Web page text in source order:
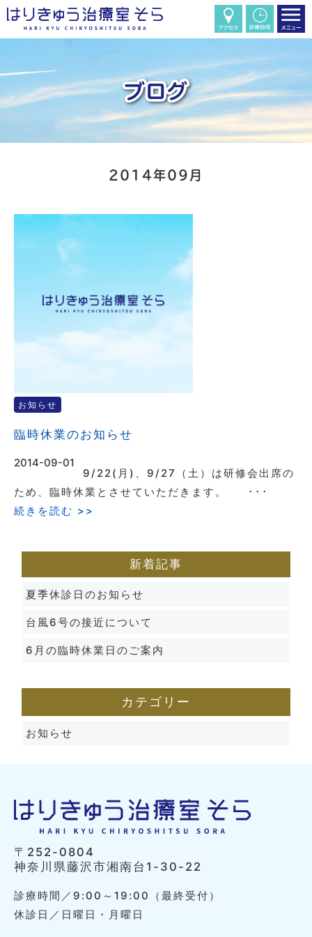
2014年09月
お知らせ
臨時休業のお知らせ
2014-09-01
9/22(月)、9/27（土）は研修会出席の
ため、臨時休業とさせていただきます。 ･･･
続きを読む >>
新着記事
夏季休診日のお知らせ
台風6号の接近について
6月の臨時休業日のご案内
カテゴリー
お知らせ
〒252-0804
神奈川県藤沢市湘南台1-30-22
診療時間／9:00～19:00（最終受付）
休診日／日曜日・月曜日